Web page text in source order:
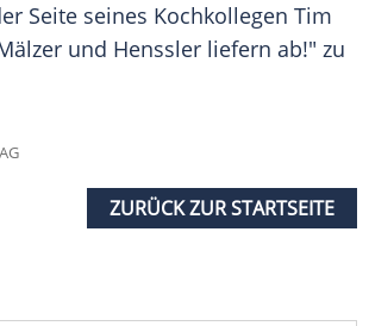
Seite seines Kochkollegen Tim
und Henssler liefern ab!" zu
ZURÜCK ZUR STARTSEITE